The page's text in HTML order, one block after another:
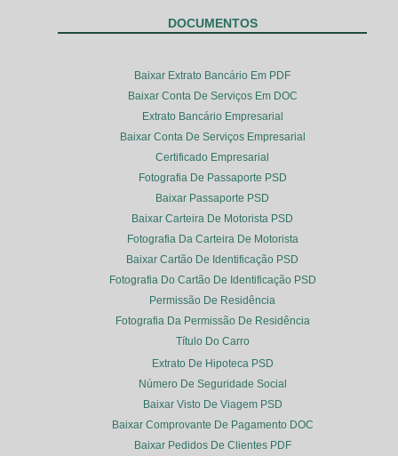
DOCUMENTOS
Baixar Extrato Bancário Em PDF
Baixar Conta De Serviços Em DOC
Extrato Bancário Empresarial
Baixar Conta De Serviços Empresarial
Certificado Empresarial
Fotografia De Passaporte PSD
Baixar Passaporte PSD
Baixar Carteira De Motorista PSD
Fotografia Da Carteira De Motorista
Baixar Cartão De Identificação PSD
Fotografia Do Cartão De Identificação PSD
Permissão De Residência
Fotografia Da Permissão De Residência
Título Do Carro
Extrato De Hipoteca PSD
Número De Seguridade Social
Baixar Visto De Viagem PSD
Baixar Comprovante De Pagamento DOC
Baixar Pedidos De Clientes PDF